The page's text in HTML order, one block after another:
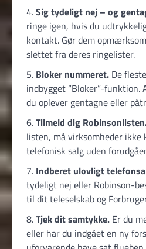
Sig tydeligt nej – og
ringe igen, hvis du
kontakt. Gør dem
slettet fra deres ringelister.
Bloker nummeret. De
indbygget “Bloker”-
du oplever gentagne eller
Tilmeld dig
listen, må virksomheder ikke
telefonisk salg uden
Indberet ulovligt
tydeligt nej eller Robinson-
til dit teleselskab og
Tjek dit samtykke. Er du
eller har du indgået en ny